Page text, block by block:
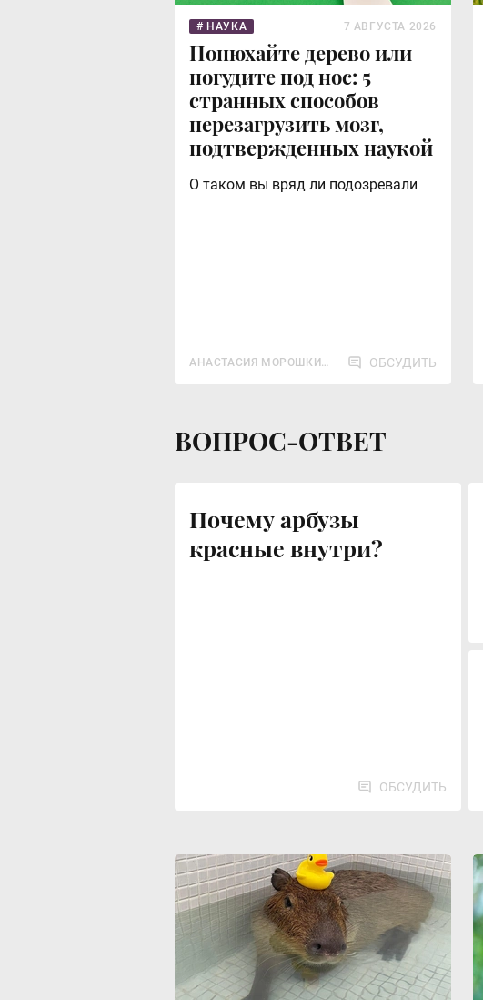
НАУКА
Понюхайте дерево или
погудите под нос: 5
странных способов
перезагрузить мозг,
подтвержденных наукой
О таком вы вряд ли подозревали
АНАСТАСИЯ МОРОШКИН
7 АВГУСТА 2026
ОБСУДИТЬ
ВОПРОС-ОТВЕТ
Почему арбузы
красные внутри?
ОБСУДИТЬ